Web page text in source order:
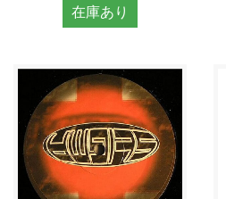
在庫あり